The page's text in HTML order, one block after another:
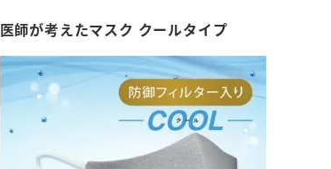
医師が考えたマスク クールタイプ